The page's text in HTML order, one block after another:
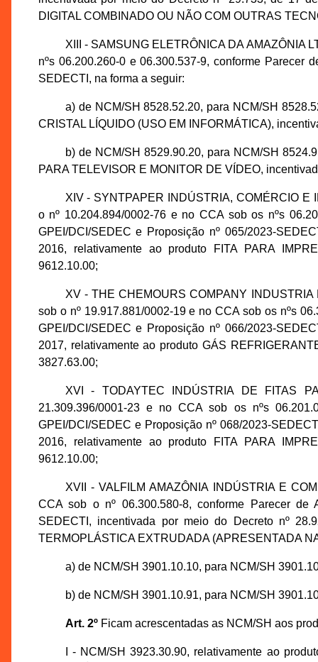
DIGITAL COMBINADO OU NÃO COM OUTRAS
XIII - SAMSUNG ELETRÔNICA DA AMAZÔNIA
nºs 06.200.260-0 e 06.300.537-9, conforme Parecer
SEDECTI, na forma a seguir:
a) de NCM/SH 8528.52.20, para NCM/SH
CRISTAL LÍQUIDO (USO EM INFORMÁTICA),
b) de NCM/SH 8529.90.20, para NCM/SH
PARA TELEVISOR E MONITOR DE VÍDEO,
XIV - SYNTPAPER INDÚSTRIA, COMÉRCIO
o nº 10.204.894/0002-76 e no CCA sob os nºs
GPEI/DCI/SEDEC e Proposição nº 065/2023-
2016, relativamente ao produto FITA PARA
9612.10.00;
XV - THE CHEMOURS COMPANY
sob o nº 19.917.881/0002-19 e no CCA sob os nºs
GPEI/DCI/SEDEC e Proposição nº 066/2023-
2017, relativamente ao produto GÁS
3827.63.00;
XVI - TODAYTEC INDÚSTRIA DE FITAS
21.309.396/0001-23 e no CCA sob os nºs
GPEI/DCI/SEDEC e Proposição nº 068/2023-
2016, relativamente ao produto FITA PARA
9612.10.00;
XVII - VALFILM AMAZÔNIA INDÚSTRIA E
CCA sob o nº 06.300.580-8, conforme Parecer de
SEDECTI, incentivada por meio do Decreto nº
TERMOPLÁSTICA EXTRUDADA (APRESENTADA
a) de NCM/SH 3901.10.10, para NCM/SH
b) de NCM/SH 3901.10.91, para NCM/SH
Art. 2ºFicam acrescentadas as NCM/SH aos
I - NCM/SH 3923.30.90, relativamente ao